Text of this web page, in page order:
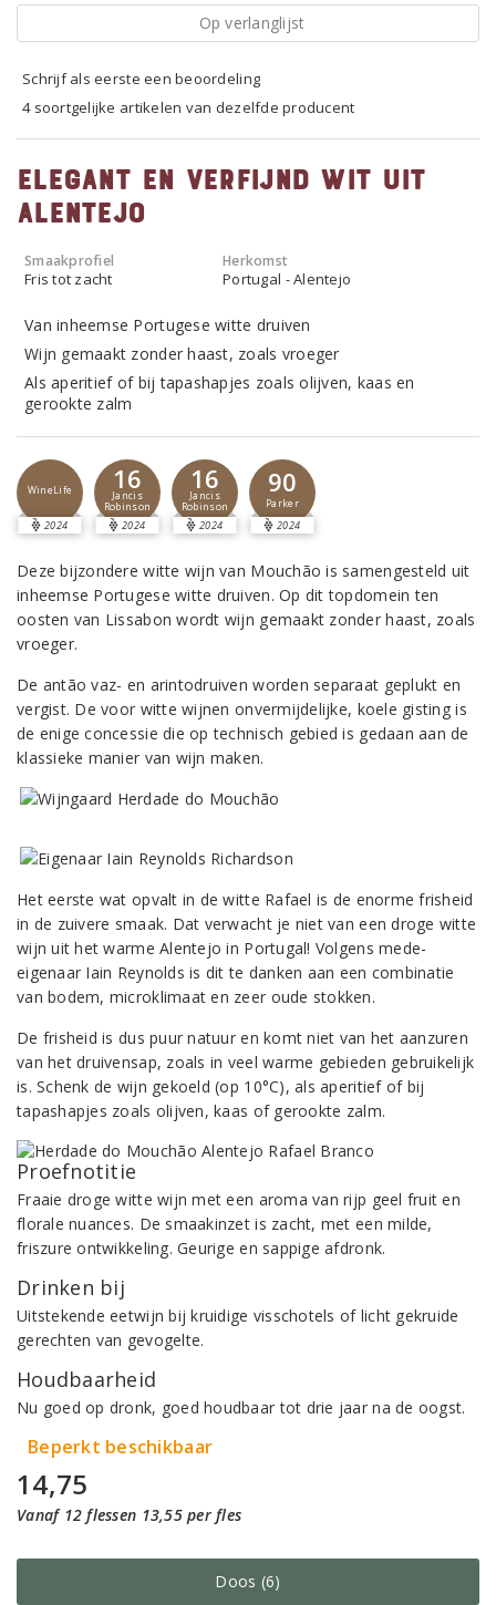
Op verlanglijst
Schrijf als eerste een beoordeling
4 soortgelijke artikelen van dezelfde producent
Elegant en verfijnd wit uit
Alentejo
Smaakprofiel
Fris tot zacht
Herkomst
Portugal - Alentejo
Van inheemse Portugese witte druiven
Wijn gemaakt zonder haast, zoals vroeger
Als aperitief of bij tapashapjes zoals olijven, kaas en
gerookte zalm
WineLife
2024
16
Jancis
Robinson
2024
16
Jancis
Robinson
2024
90
Parker
2024
Deze bijzondere witte wijn van Mouchão is samengesteld uit
inheemse Portugese witte druiven. Op dit topdomein ten
oosten van Lissabon wordt wijn gemaakt zonder haast, zoals
vroeger.
De antão vaz- en arintodruiven worden separaat geplukt en
vergist. De voor witte wijnen onvermijdelijke, koele gisting is
de enige concessie die op technisch gebied is gedaan aan de
klassieke manier van wijn maken.
Het eerste wat opvalt in de witte Rafael is de enorme frisheid
in de zuivere smaak. Dat verwacht je niet van een droge witte
wijn uit het warme Alentejo in Portugal! Volgens mede-
eigenaar Iain Reynolds is dit te danken aan een combinatie
van bodem, microklimaat en zeer oude stokken.
De frisheid is dus puur natuur en komt niet van het aanzuren
van het druivensap, zoals in veel warme gebieden gebruikelijk
is. Schenk de wijn gekoeld (op 10°C), als aperitief of bij
tapashapjes zoals olijven, kaas of gerookte zalm.
Proefnotitie
Fraaie droge witte wijn met een aroma van rijp geel fruit en
florale nuances. De smaakinzet is zacht, met een milde,
friszure ontwikkeling. Geurige en sappige afdronk.
Drinken bij
Uitstekende eetwijn bij kruidige visschotels of licht gekruide
gerechten van gevogelte.
Houdbaarheid
Nu goed op dronk, goed houdbaar tot drie jaar na de oogst.
Beperkt beschikbaar
14,75
Vanaf 12 flessen 13,55 per fles
Doos (6)